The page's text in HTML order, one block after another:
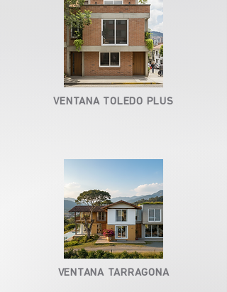
VENTANA TOLEDO PLUS
VENTANA TARRAGONA